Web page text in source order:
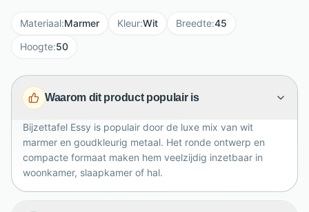
warm en chique contrast. Met een formaat van
45x45x50 cm is Essy compact, maar ruim genoeg
combinatie van wit marmer en goudkleurig metaal
maakt deze bijzettafel perfect voor moderne
Materiaal:Marmer Kleur:Wit Breedte:45
Hoogte:50
Waarom dit product populair is
Bijzettafel Essy is populair door de luxe mix van wit
marmer en goudkleurig metaal. Het ronde ontwerp en
compacte formaat maken hem veelzijdig inzetbaar in
woonkamer, slaapkamer of hal.